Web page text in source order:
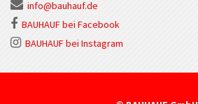
info@bauhauf.de
BAUHAUF bei Facebook
BAUHAUF bei Instagram